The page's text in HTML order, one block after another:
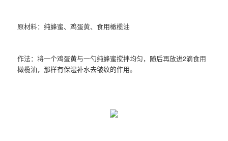
原材料：纯蜂蜜、鸡蛋黄、食用橄榄油
作法：将一个鸡蛋黄与一勺纯蜂蜜搅拌均匀，随后再放进2滴食用
橄榄油，那样有保湿补水去皱纹的作用。